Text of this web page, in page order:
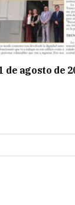
de agosto de